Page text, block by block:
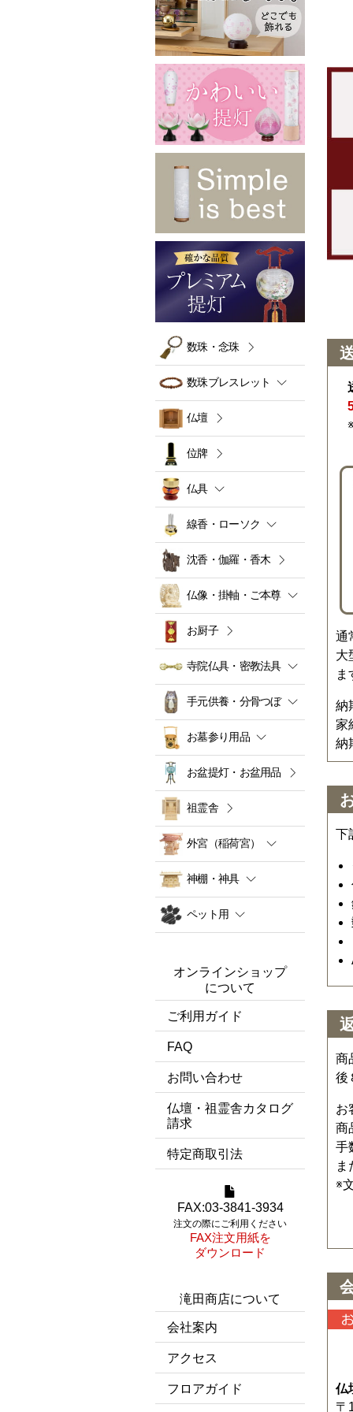
通
大
ま
納
家
納
下
商
後
お
商
手
ま
※
仏
〒
数珠・念珠
数珠ブレスレット
仏壇
位牌
仏具
線香・ローソク
沈香・伽羅・香木
仏像・掛軸・ご本尊
お厨子
寺院仏具・密教法具
手元供養・分骨つぼ
お墓参り用品
お盆提灯・お盆用品
祖霊舎
外宮（稲荷宮）
神棚・神具
ペット用
オンラインショップ
について
ご利用ガイド
FAQ
お問い合わせ
仏壇・祖霊舎カタログ
請求
特定商取引法
FAX:03-3841-3934
注文の際にご利用ください
FAX注文用紙を
ダウンロード
滝田商店について
会社案内
アクセス
フロアガイド